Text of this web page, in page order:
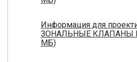
Информация для
ЗОНАЛЬНЫЕ КЛАПАНЫ
МБ)